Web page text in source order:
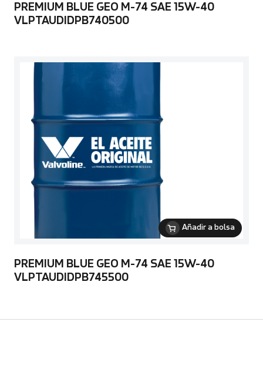
PREMIUM BLUE GEO M-74 SAE 15W-40
VLPTAUDIDPB740500
Añadir a bolsa
PREMIUM BLUE GEO M-74 SAE 15W-40
VLPTAUDIDPB745500